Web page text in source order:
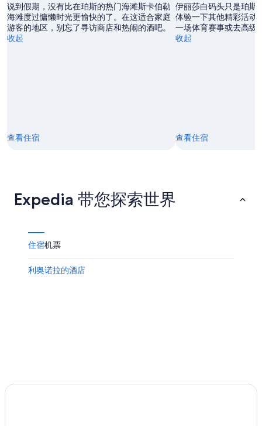
说到假期，没有比在珀斯的热门海滩斯卡伯勒
海滩度过慵懒时光更愉快的了。在这适合家庭
游客的地区，别忘了寻访商店和热闹的酒吧。
收起
查看住宿
伊丽莎白码头只是珀斯
体验一下其他精彩活动
一场体育赛事或去高级
收起
查看住宿
Expedia 带您探索世界
住宿机票
利奥诺拉的酒店